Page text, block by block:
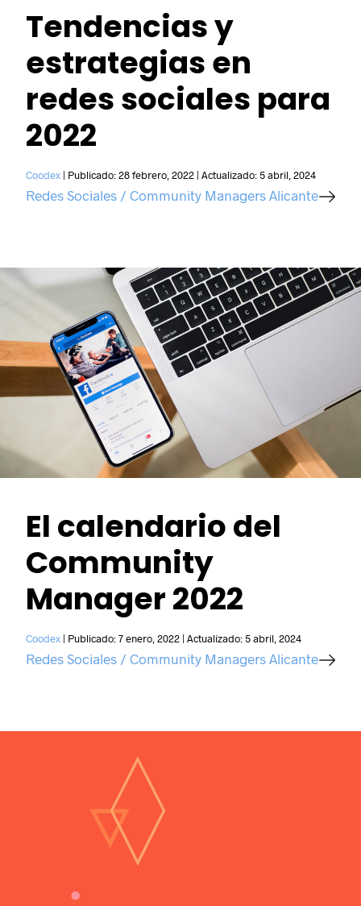
Tendencias y
estrategias en
redes sociales para
2022
Coodex | Publicado:28 febrero, 2022 |Actualizado:5 abril, 2024
Redes Sociales / Community Managers Alicante
El calendario del
Community
Manager 2022
Coodex | Publicado:7 enero, 2022 |Actualizado:5 abril, 2024
Redes Sociales / Community Managers Alicante